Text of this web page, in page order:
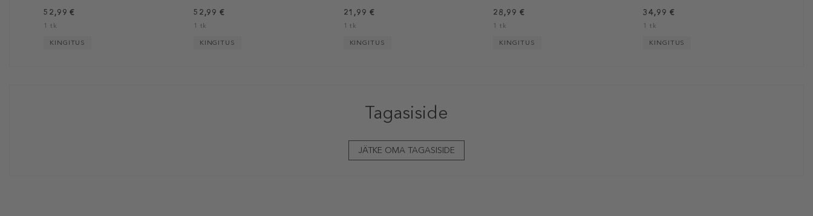
52,99 €
1 tk
KINGITUS
52,99 €
1 tk
KINGITUS
21,99 €
1 tk
KINGITUS
28,99 €
1 tk
KINGITUS
34,99 €
1 tk
KINGITUS
Tagasiside
JÄTKE OMA TAGASISIDE